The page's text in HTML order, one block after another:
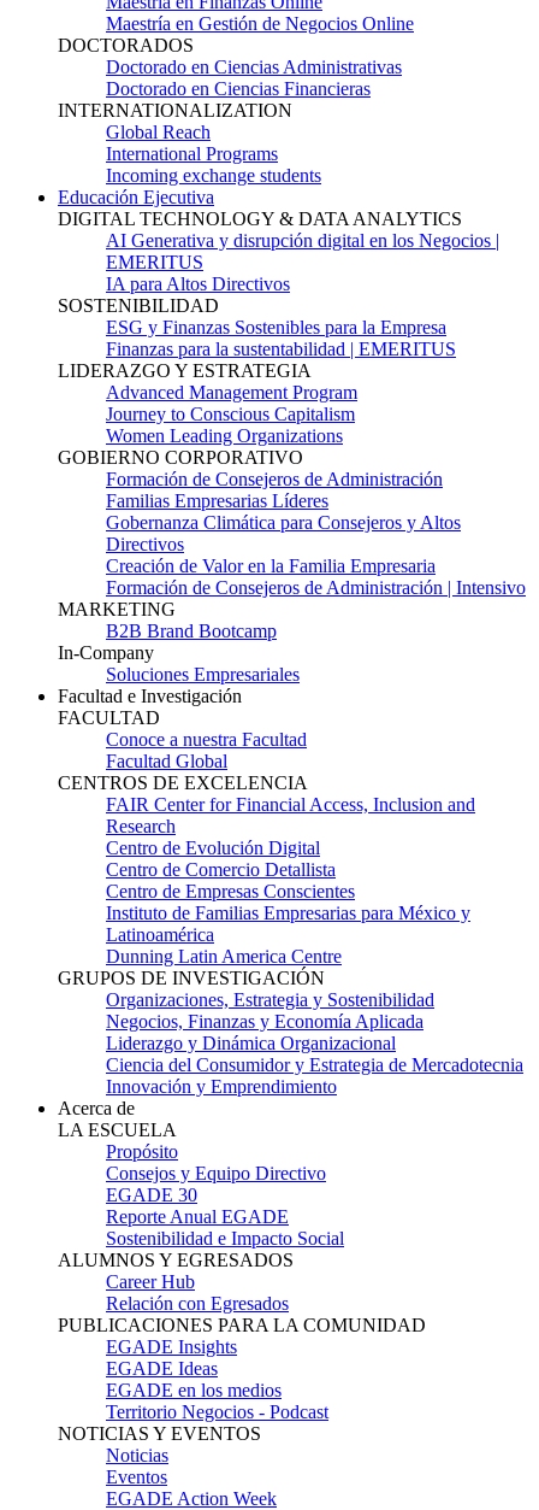
Maestría en Gestión de Negocios Online
DOCTORADOS
Doctorado en Ciencias Administrativas
Doctorado en Ciencias Financieras
INTERNATIONALIZATION
Global Reach
International Programs
Incoming exchange students
Educación Ejecutiva
DIGITAL TECHNOLOGY & DATA ANALYTICS
AI Generativa y disrupción digital en los Negocios |
EMERITUS
IA para Altos Directivos
SOSTENIBILIDAD
ESG y Finanzas Sostenibles para la Empresa
Finanzas para la sustentabilidad | EMERITUS
LIDERAZGO Y ESTRATEGIA
Advanced Management Program
Journey to Conscious Capitalism
Women Leading Organizations
GOBIERNO CORPORATIVO
Formación de Consejeros de Administración
Familias Empresarias Líderes
Gobernanza Climática para Consejeros y Altos
Directivos
Creación de Valor en la Familia Empresaria
Formación de Consejeros de Administración | Intensivo
MARKETING
B2B Brand Bootcamp
In-Company
Soluciones Empresariales
Facultad e Investigación
FACULTAD
Conoce a nuestra Facultad
Facultad Global
CENTROS DE EXCELENCIA
FAIR Center for Financial Access, Inclusion and
Research
Centro de Evolución Digital
Centro de Comercio Detallista
Centro de Empresas Conscientes
Instituto de Familias Empresarias para México y
Latinoamérica
Dunning Latin America Centre
GRUPOS DE INVESTIGACIÓN
Organizaciones, Estrategia y Sostenibilidad
Negocios, Finanzas y Economía Aplicada
Liderazgo y Dinámica Organizacional
Ciencia del Consumidor y Estrategia de Mercadotecnia
Innovación y Emprendimiento
Acerca de
LA ESCUELA
Propósito
Consejos y Equipo Directivo
EGADE 30
Reporte Anual EGADE
Sostenibilidad e Impacto Social
ALUMNOS Y EGRESADOS
Career Hub
Relación con Egresados
PUBLICACIONES PARA LA COMUNIDAD
EGADE Insights
EGADE Ideas
EGADE en los medios
Territorio Negocios - Podcast
NOTICIAS Y EVENTOS
Noticias
Eventos
EGADE Action Week